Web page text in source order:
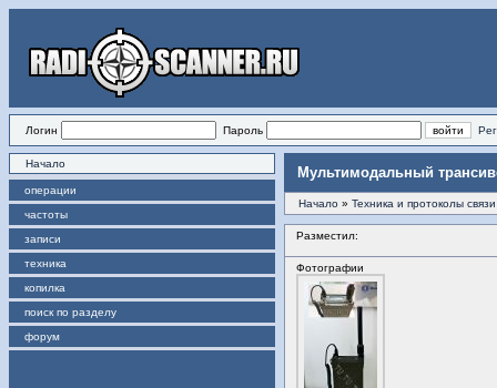
Логин Пароль
Начало
операции
частоты
записи
техника
копилка
поиск по разделу
форум
Мультимодальный
Начало » Техника и протоколы связи
Разместил:
Фотографии